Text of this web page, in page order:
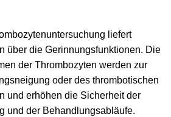
liefert
über die Gerinnungsfunktionen. Die
der Thrombozyten werden zur
oder des thrombotischen
und erhöhen die Sicherheit der
und der Behandlungsabläufe.